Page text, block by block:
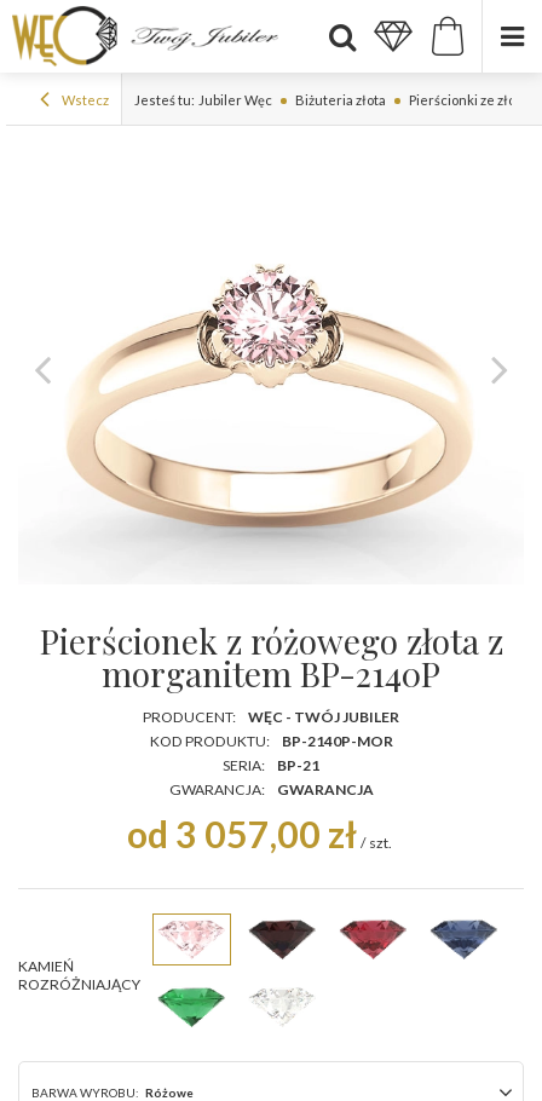
Wstecz Jesteś tu: Jubiler Węc Biżuteria złota Pierścionki ze złota
Pierścionek z różowego złota z
morganitem BP-2140P
PRODUCENT:
WĘC - TWÓJ JUBILER
KOD PRODUKTU:
BP-2140P-MOR
SERIA:
BP-21
GWARANCJA:
GWARANCJA
od 3 057,00 zł / szt.
KAMIEŃ
ROZRÓŻNIAJĄCY
BARWA WYROBU: Różowe